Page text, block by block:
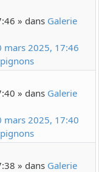
» dans Galerie
mars 2025, 17:46
» dans Galerie
mars 2025, 17:40
» dans Galerie